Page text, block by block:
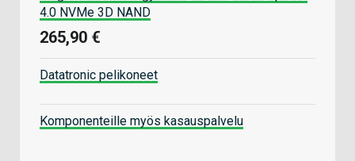
4.0 NVMe 3D NAND
265,90 €
Datatronic pelikoneet
Komponenteille myös kasauspalvelu